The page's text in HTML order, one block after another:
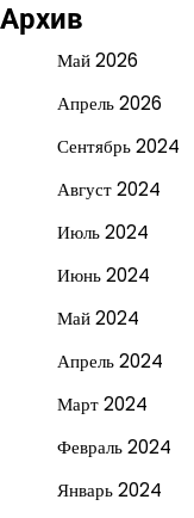
Архив
Май 2026
Апрель 2026
Сентябрь 2024
Август 2024
Июль 2024
Июнь 2024
Май 2024
Апрель 2024
Март 2024
Февраль 2024
Январь 2024